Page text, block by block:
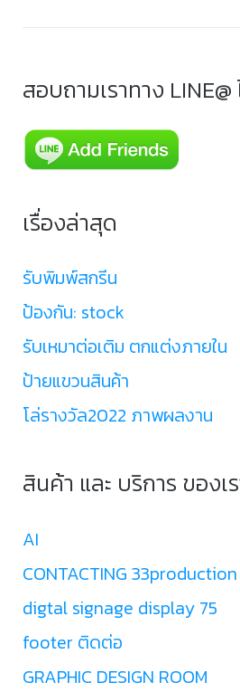
สอบถามเราทาง LINE@
เรื่องล่าสุด
รับพิมพ์สกรีน
ป้องกัน: stock
รับเหมาต่อเติม ตกแต่งภายใน
ป้ายแขวนสินค้า
โล่รางวัล2022 ภาพผลงาน
สินค้า และ บริการ ของเ
AI
CONTACTING 33production
digtal signage display 75
footer ติดต่อ
GRAPHIC DESIGN ROOM